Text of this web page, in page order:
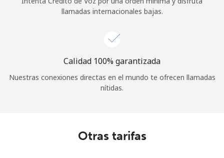
llamadas internacionales bajas.
Calidad 100% garantizada
Nuestras conexiones directas en el mundo te ofrecen llamadas
nítidas.
Otras tarifas